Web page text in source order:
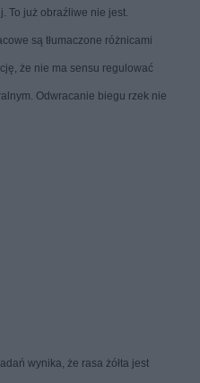
To już obraźliwe nie jest.
są tłumaczone różnicami
że nie ma sensu regulować
Odwracanie biegu rzek nie
wynika, że rasa żółta jest